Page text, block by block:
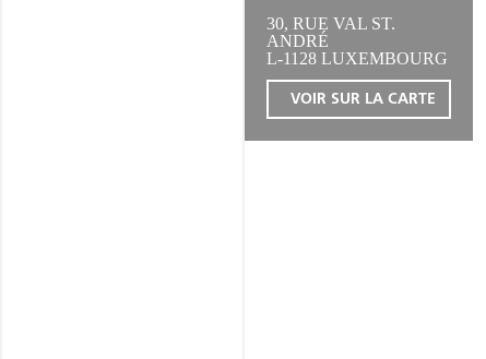
30, RUE VAL ST.
ANDRÉ
L-1128 LUXEMBOURG
VOIR SUR LA CARTE